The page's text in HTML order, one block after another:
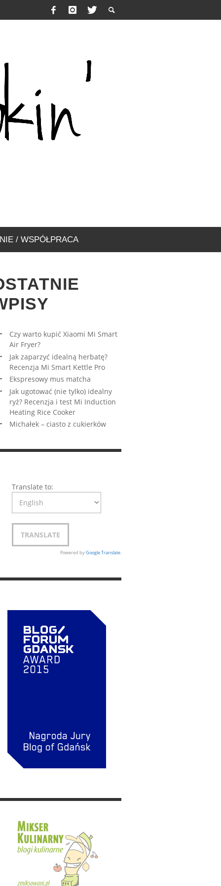
MUS MATCHA
– WYJĄTKOWA
KTÓRĄ MUSICIE
17/08/2019
/ WSPÓŁPRACA
Czy warto kupić Xiaomi Mi Smart
Air Fryer?
Jak zaparzyć idealną herbatę?
Recenzja Mi Smart Kettle Pro
Ekspresowy mus matcha
Jak ugotować (nie tylko) idealny
ryż? Recenzja i test Mi Induction
Heating Rice Cooker
Michałek – ciasto z cukierków
Translate to:
Powered byGoogle Translate.